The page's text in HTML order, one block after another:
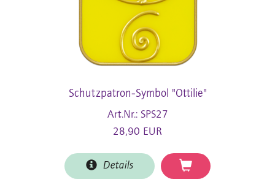
Schutzpatron-Symbol "Ottilie"
Art.Nr.: SPS27
28,90 EUR
Details